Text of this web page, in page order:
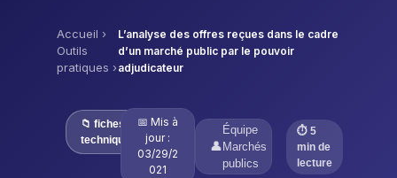
Accueil ›
Outils
pratiques ›
L’analyse des offres reçues dans le cadre
d’un marché public par le pouvoir
adjudicateur
📁 fiches
techniques
📅 Mis à
jour :
03/29/2
021
👤
Équipe
Marchés
publics
⏱ 5
min de
lecture